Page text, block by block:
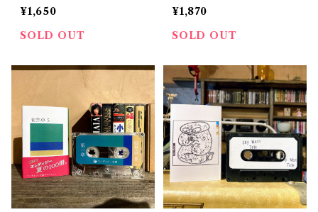
¥1,650
SOLD OUT
edzuregusa Super Sele
ction（CD-R？）
¥1,870
SOLD OUT